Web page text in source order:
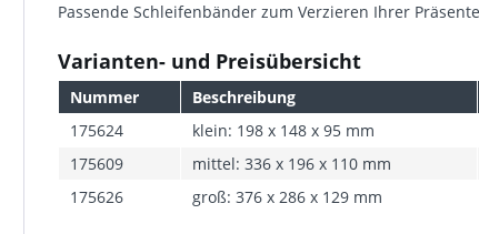
Passende Schleifenbänder zum Verzieren Ihrer
Varianten- und Preisübersicht
Nummer Beschreibung
175624
klein: 198 x 148 x 95 mm
175609
mittel: 336 x 196 x 110 mm
175626
groß: 376 x 286 x 129 mm